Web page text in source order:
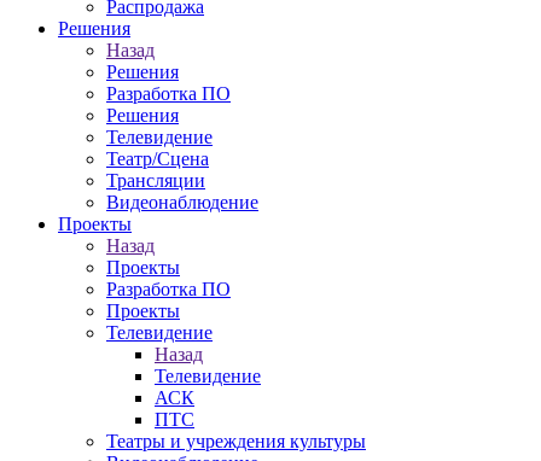
Распродажа
Решения
Назад
Решения
Разработка ПО
Решения
Телевидение
Театр/Сцена
Трансляции
Видеонаблюдение
Проекты
Назад
Проекты
Разработка ПО
Проекты
Телевидение
Назад
Телевидение
АСК
ПТС
Театры и учреждения культуры